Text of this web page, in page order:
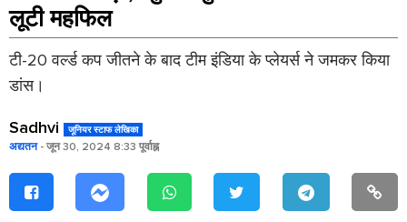
लूटी महफिल
टी-20 वर्ल्ड कप जीतने के बाद टीम इंडिया के प्लेयर्स ने जमकर किया
डांस।
Sadhvi जूनियर स्टाफ लेखिका
अद्यतन- जून 30, 2024 8:33 पूर्वाह्न